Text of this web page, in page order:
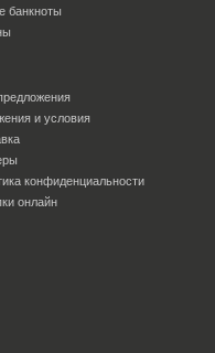
банкноты
и условия
конфиденциальности
онлайн